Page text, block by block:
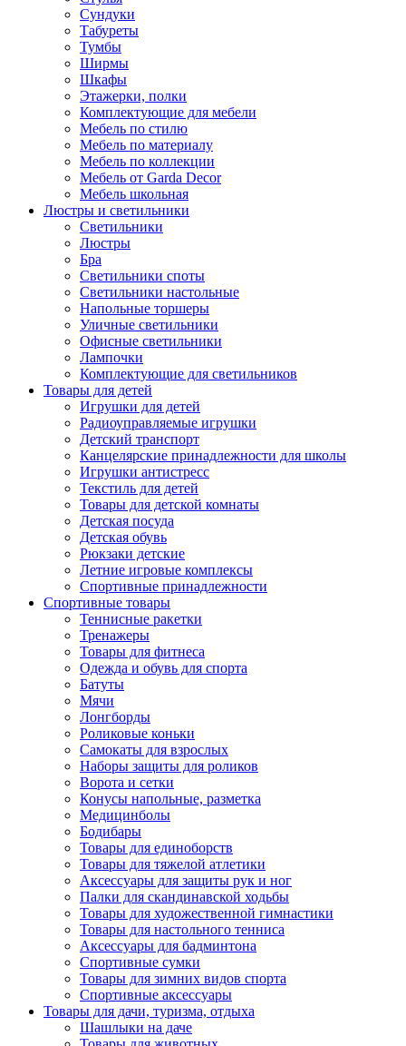
Сундуки
Табуреты
Тумбы
Ширмы
Шкафы
Этажерки, полки
Комплектующие для мебели
Мебель по стилю
Мебель по материалу
Мебель по коллекции
Мебель от Garda Decor
Мебель школьная
Люстры и светильники
Светильники
Люстры
Бра
Светильники споты
Светильники настольные
Напольные торшеры
Уличные светильники
Офисные светильники
Лампочки
Комплектующие для светильников
Товары для детей
Игрушки для детей
Радиоуправляемые игрушки
Детский транспорт
Канцелярские принадлежности для школы
Игрушки антистресс
Текстиль для детей
Товары для детской комнаты
Детская посуда
Детская обувь
Рюкзаки детские
Летние игровые комплексы
Спортивные принадлежности
Спортивные товары
Теннисные ракетки
Тренажеры
Товары для фитнеса
Одежда и обувь для спорта
Батуты
Мячи
Лонгборды
Роликовые коньки
Самокаты для взрослых
Наборы защиты для роликов
Ворота и сетки
Конусы напольные, разметка
Медицинболы
Бодибары
Товары для единоборств
Товары для тяжелой атлетики
Аксессуары для защиты рук и ног
Палки для скандинавской ходьбы
Товары для художественной гимнастики
Товары для настольного тенниса
Аксессуары для бадминтона
Спортивные сумки
Товары для зимних видов спорта
Спортивные аксессуары
Товары для дачи, туризма, отдыха
Шашлыки на даче